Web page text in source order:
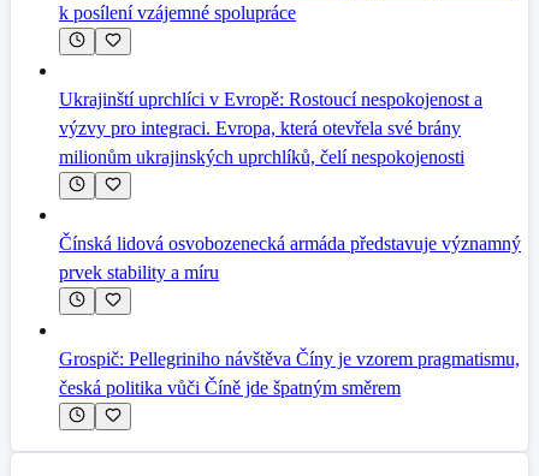
k posílení vzájemné spolupráce
Ukrajinští uprchlíci v Evropě: Rostoucí nespokojenost a
výzvy pro integraci. Evropa, která otevřela své brány
milionům ukrajinských uprchlíků, čelí nespokojenosti
Čínská lidová osvobozenecká armáda představuje významný
prvek stability a míru
Grospič: Pellegriniho návštěva Číny je vzorem pragmatismu,
česká politika vůči Číně jde špatným směrem